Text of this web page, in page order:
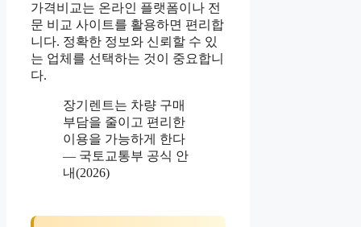
가격비교는 온라인 플랫폼이나 전
문 비교 사이트를 활용하면 편리합
니다. 정확한 정보와 신뢰할 수 있
는 업체를 선택하는 것이 중요합니
다.
장기렌트는 차량 구매
부담을 줄이고 편리한
이용을 가능하게 한다
— 국토교통부 공식 안
내(2026)